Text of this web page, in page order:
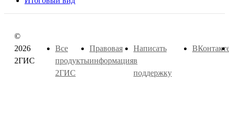
©
2026
2ГИС
Все
продукты
2ГИС
Правовая
информация
Написать
в
поддержку